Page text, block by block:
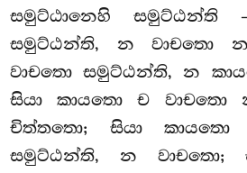
සමුට්ඨානෙහි සමුට්ඨන්ති
සමුට්ඨන්ති, න වාචතො
වාචතො සමුට්ඨන්ති, න
සියා කායතො ච
චිත්තතො; සියා
සමුට්ඨන්ති, න වාචතො;